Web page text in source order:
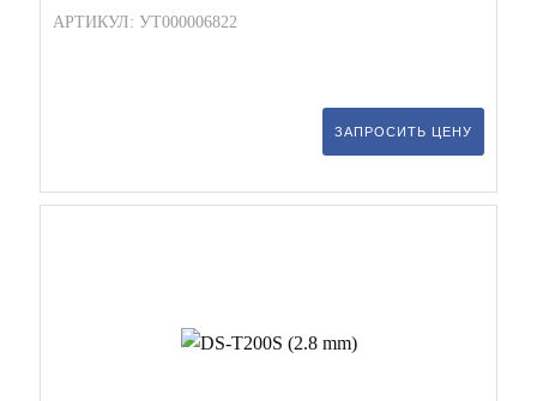
АРТИКУЛ: УТ000006822
ЗАПРОСИТЬ ЦЕНУ